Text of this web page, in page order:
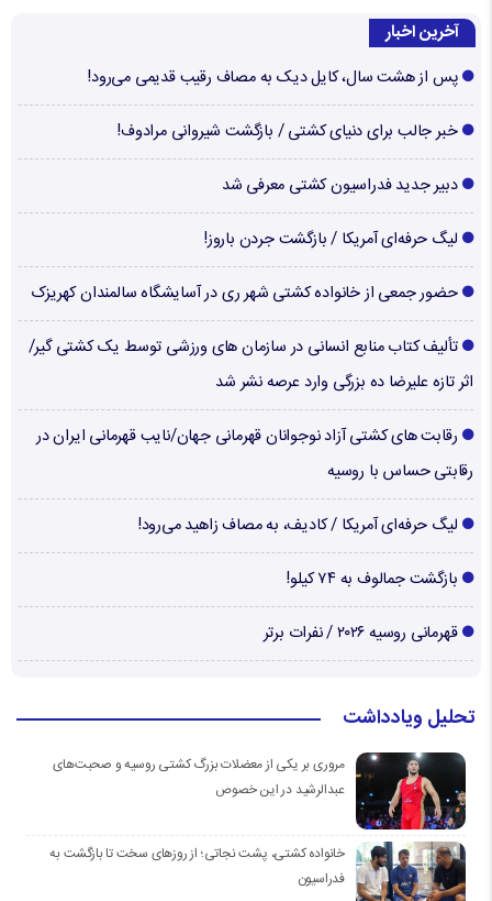
آخرین اخبار
پس از هشت سال، کایل دیک به مصاف رقیب قدیمی می‌رود!
خبر جالب برای دنیای کشتی / بازگشت شیروانی مرادوف!
دبیر جدید فدراسیون کشتی معرفی شد
لیگ حرفه‌ای آمریکا / بازگشت جردن باروز!
حضور جمعی از خانواده کشتی شهر ری در آسایشگاه سالمندان کهریزک
تألیف کتاب منابع انسانی در سازمان های ورزشی توسط یک کشتی گیر/
اثر تازه علیرضا ده بزرگی وارد عرصه نشر شد
رقابت های کشتی آزاد نوجوانان قهرمانی جهان/نایب قهرمانی ایران در
رقابتی حساس با روسیه
لیگ حرفه‌ای آمریکا / کادیف، به مصاف زاهید می‌رود!
بازگشت جمالوف به ۷۴ کیلو!
قهرمانی روسیه ۲۰۲۶ / نفرات برتر
تحلیل ویادداشت
مروری بر یکی از معضلات بزرگ کشتی روسیه و صحبت‌های
عبدالرشید در این خصوص
خانواده کشتی، پشت نجاتی؛ از روزهای سخت تا بازگشت به
فدراسیون